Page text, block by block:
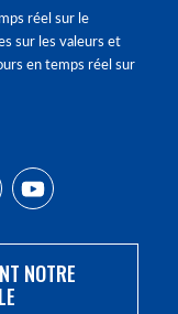
réel sur le
sur les valeurs et
en temps réel sur
NOTRE